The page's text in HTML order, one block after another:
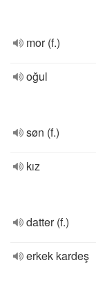
mor (f.)
oğul
søn (f.)
kız
datter (f.)
erkek kardeş